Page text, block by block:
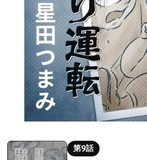
第9話